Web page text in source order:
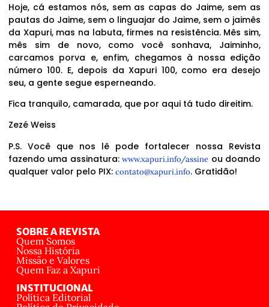
Hoje, cá estamos nós, sem as capas do Jaime, sem as
pautas do Jaime, sem o linguajar do Jaime, sem o jaimês
da Xapuri, mas na labuta, firmes na resistência. Mês sim,
mês sim de novo, como você sonhava, Jaiminho,
carcamos porva e, enfim, chegamos à nossa edição
número 100. E, depois da Xapuri 100, como era desejo
seu, a gente segue esperneando.
Fica tranquilo, camarada, que por aqui tá tudo direitim.
Zezé Weiss
P.S. Você que nos lê pode fortalecer nossa Revista
fazendo uma assinatura:www.xapuri.info/assine ou doando
qualquer valor pelo PIX: contato@xapuri.info. Gratidão!
SOBRE A REVISTA
Quem Somos
Nossa História
Missão e Valores
Quem Faz a Xapuri
INSTITUCIONAL
Política Editorial